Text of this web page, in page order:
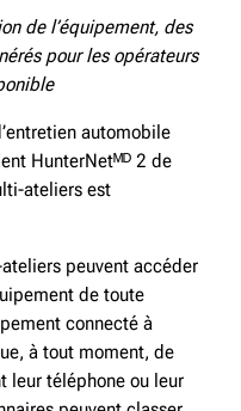
de l’équipement, des
pour les opérateurs
automobile
HunterNetᴹᴰ 2 de
ateliers est
peuvent accéder
de toute
connecté à
à tout moment, de
leur téléphone ou leur